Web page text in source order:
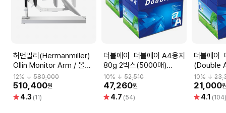
허먼밀러(Hermanmiller)
Ollin Monitor Arm / 올린
모니터암
12% ↓ 580,000
510,400원
별 4.3 (11)
더블에이 더블에이 A4용지
80g 2박스(5000매)
Double A
10% ↓52,510
47,260원
별 4.7 (54)
더블에이 더블에이
(Double
박스
10% ↓
21,000
별 4.1